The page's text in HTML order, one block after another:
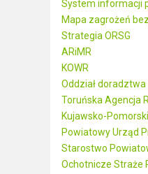
System informacji
Mapa zagrożeń
Strategia ORSG
ARiMR
KOWR
Oddział
Toruńska Agencja
Kujawsko-
Powiatowy Urząd
Starostwo
Ochotnicze Straże